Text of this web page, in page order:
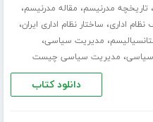
، تاریخچه مدرنیسم، مقاله مدرنیسم،
نظام اداری، ساختار نظام اداری ایران،
، مدیریت سیاسی،
سیاسی، مدیریت سیاسی چیست
دانلود کتاب